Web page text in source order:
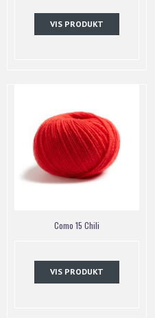
VIS PRODUKT
Como 15 Chili
VIS PRODUKT